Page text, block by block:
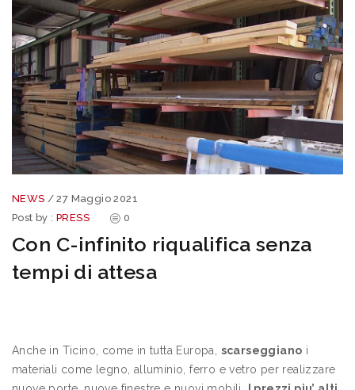
NEWS / 27 Maggio 2021
Post by :PRESS 0
Con C-infinito riqualifica senza
tempi di attesa
Anche in Ticino, come in tutta Europa, scarseggiano i
materiali come legno, alluminio, ferro e vetro per realizzare